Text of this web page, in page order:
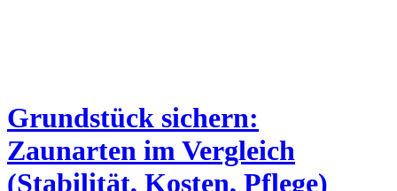
Grundstück sichern:
Zaunarten im Vergleich
(Stabilität, Kosten, Pflege)